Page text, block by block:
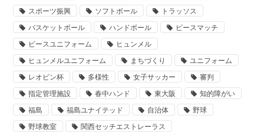
スポーツ振興
ソフトボール
トラッソス
バスケットボール
ハンドボール
ピースマッチ
ピースユニフォーム
ヒュンメル
ヒュンメルユニフォーム
まちづくり
ユニフォーム
レオピン杯
多様性 女子サッカー
審判
指定管理施設
春中ハンド 東大阪
知的障がい
福島
福島ユナイテッド 自治体
野球
野球教室
関西セッチエストレーラス